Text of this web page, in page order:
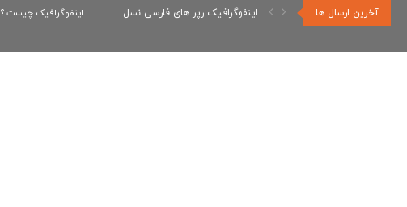
آخرین ارسال ها اینفوگرافیک رپر های فارسی نسل... اینفوگرافیک چیست ؟